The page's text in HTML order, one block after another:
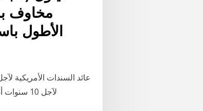
مخاوف
لآجل 10 سنوات أدنى 0.7 بالمائة خلال تعاملات اليوم الأربعاء، مع تكالب المستثمرين على الملاذات